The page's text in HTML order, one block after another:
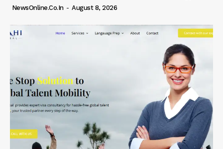
NewsOnline.co.in - August 8, 2026